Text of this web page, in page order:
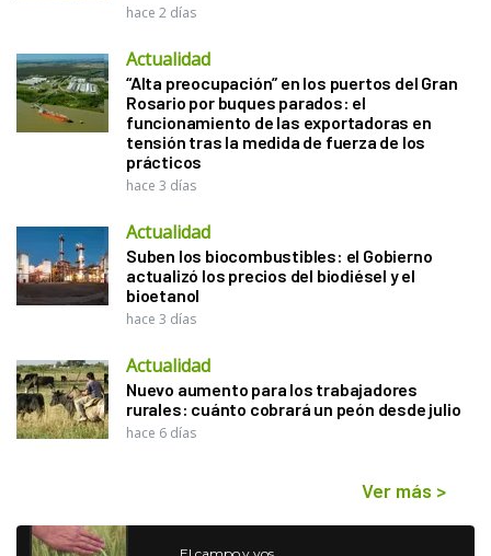
hace 2 días
Actualidad
“Alta preocupación” en los puertos del Gran
Rosario por buques parados: el
funcionamiento de las exportadoras en
tensión tras la medida de fuerza de los
prácticos
hace 3 días
Actualidad
Suben los biocombustibles: el Gobierno
actualizó los precios del biodiésel y el
bioetanol
hace 3 días
Actualidad
Nuevo aumento para los trabajadores
rurales: cuánto cobrará un peón desde julio
hace 6 días
Ver más >